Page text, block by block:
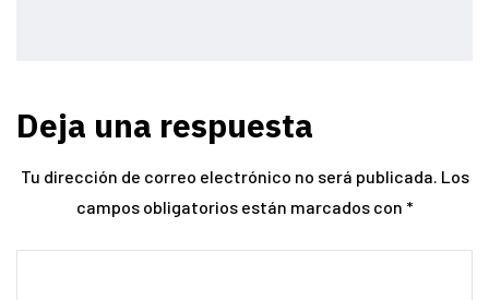
Deja una respuesta
Tu dirección de correo electrónico no será publicada. Los
campos obligatorios están marcados con *